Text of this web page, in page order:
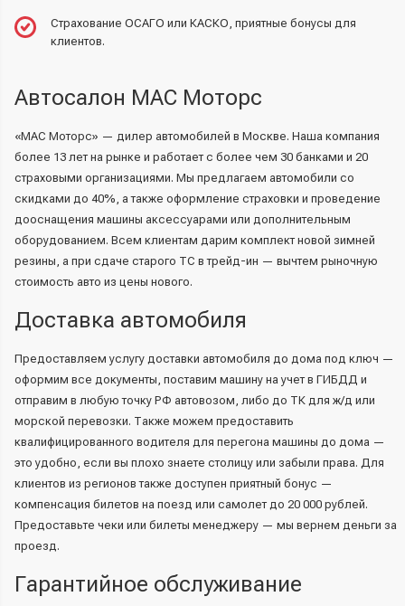
Страхование ОСАГО или КАСКО, приятные бонусы для
клиентов.
Автосалон МАС Моторс
«МАС Моторс» — дилер автомобилей в Москве. Наша компания
более 13 лет на рынке и работает с более чем 30 банками и 20
страховыми организациями. Мы предлагаем автомобили со
скидками до 40%, а также оформление страховки и проведение
дооснащения машины аксессуарами или дополнительным
оборудованием. Всем клиентам дарим комплект новой зимней
резины, а при сдаче старого ТС в трейд-ин — вычтем рыночную
стоимость авто из цены нового.
Доставка автомобиля
Предоставляем услугу доставки автомобиля до дома под ключ —
оформим все документы, поставим машину на учет в ГИБДД и
отправим в любую точку РФ автовозом, либо до ТК для ж/д или
морской перевозки. Также можем предоставить
квалифицированного водителя для перегона машины до дома —
это удобно, если вы плохо знаете столицу или забыли права. Для
клиентов из регионов также доступен приятный бонус —
компенсация билетов на поезд или самолет до 20 000 рублей.
Предоставьте чеки или билеты менеджеру — мы вернем деньги за
проезд.
Гарантийное обслуживание